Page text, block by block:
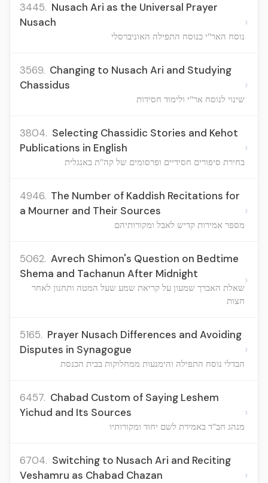
3445. Nusach Ari as the Universal Prayer
Nusach
נוסח האר"י כנוסח התפילה האוניברסלי
›
3569. Changing to Nusach Ari and Studying
Chassidus
שינוי לנוסח אר"י ולימוד חסידות
›
3804. Selecting Chassidic Stories and Kehot
Publications in English
בחירת סיפורים חסידיים ופרסומים של קה"ת באנגלית
›
4946. The Number of Kaddish Recitations for
a Mourner and Their Sources
מספר אמירות קדיש לאבל ומקורותיהם
›
5062. Avrech Shimon's Question on Bedtime
Shema and Tachanun After Midnight
שאלת האברך שמעון על קריאת שמע שעל המטה ותחנון לאחר
חצות
›
5165. Prayer Nusach Differences and Avoiding
Disputes in Synagogue
הבדלי נוסח התפילה והימנעות ממחלוקות בבית הכנסת
›
6457. Chabad Custom of Saying Leshem
Yichud and Its Sources
מנהג חב"ד באמירת לשם יחוד ומקורותיו
›
6704. Switching to Nusach Ari and Reciting
Veshamru as Chabad Chazan
›